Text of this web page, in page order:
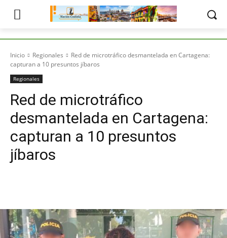
Inicio Regionales
Red de microtráfico desmantelada en Cartagena:
capturan a 10 presuntos jíbaros
Regionales
Red de microtráfico
desmantelada en Cartagena:
capturan a 10 presuntos
jíbaros